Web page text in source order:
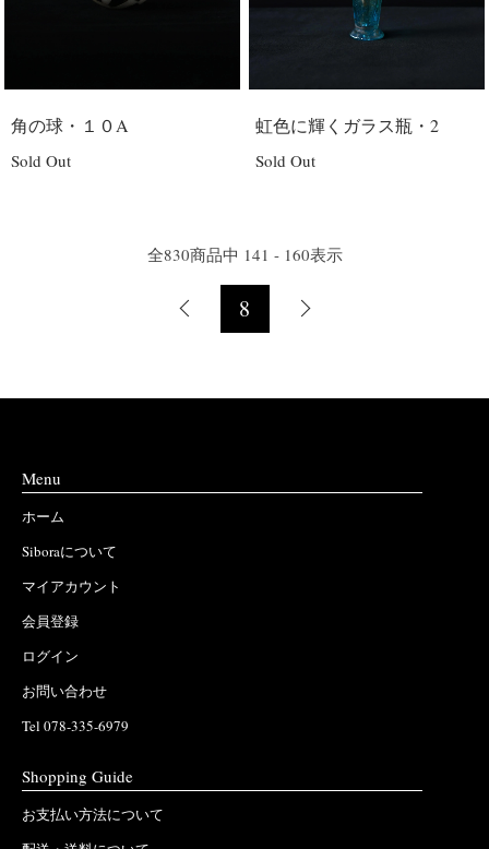
角の球・１０A
Sold Out
虹色に輝くガラス瓶・2
Sold Out
全830商品中 141 - 160表示
8
Menu
ホーム
Siboraについて
マイアカウント
会員登録
ログイン
お問い合わせ
Tel 078-335-6979
Shopping Guide
お支払い方法について